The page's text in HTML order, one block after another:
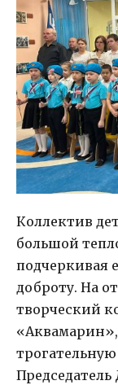
Коллектив
большой
подчеркивая
доброту. На
творческий